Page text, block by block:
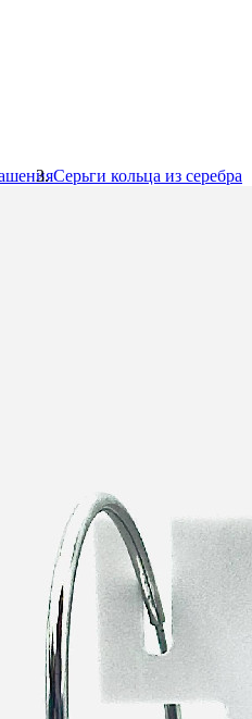
Серьги кольца из серебра